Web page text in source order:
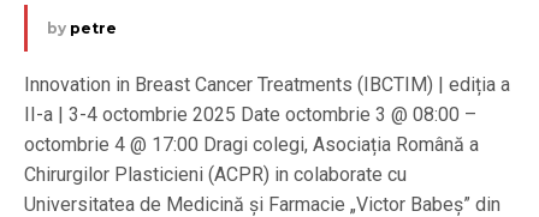
by petre
Innovation in Breast Cancer Treatments (IBCTIM) | ediția a
II-a | 3-4 octombrie 2025 Date octombrie 3 @ 08:00 –
octombrie 4 @ 17:00 Dragi colegi, Asociația Română a
Chirurgilor Plasticieni (ACPR) in colaborate cu
Universitatea de Medicină și Farmacie „Victor Babeș” din